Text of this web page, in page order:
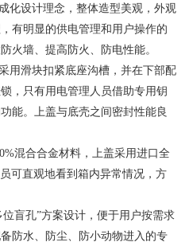
设计理念，整体造型美观，外观
有明显的供电管理和用户操作的
火墙、提高防火、防电性能。
滑块扣紧底座沟槽，并在下部配
，只有用电管理人员借助专用钥
能。上盖与底壳之间密封性能良
混合合金材料，上盖采用进口全
可直观地看到箱内异常情况，方
盲孔”方案设计，便于用户按需求
防水、防尘、防小动物进入的专